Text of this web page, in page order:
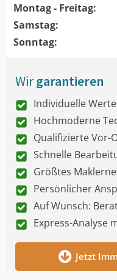
Montag - Freitag:
Samstag:
Sonntag:
Wirgarantieren
Individuelle
Hochmoderne
Qualifizierte Vor-
Schnelle
Größtes
Persönlicher
Auf Wunsch:
Express-Analyse
Jetzt